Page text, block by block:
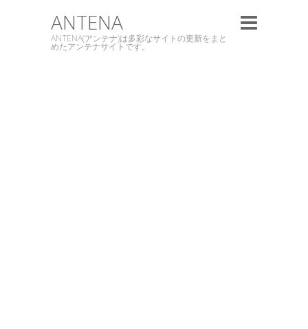
ANTENA
ANTENA(アンテナ)は多彩なサイトの更新をまと
めたアンテナサイトです。